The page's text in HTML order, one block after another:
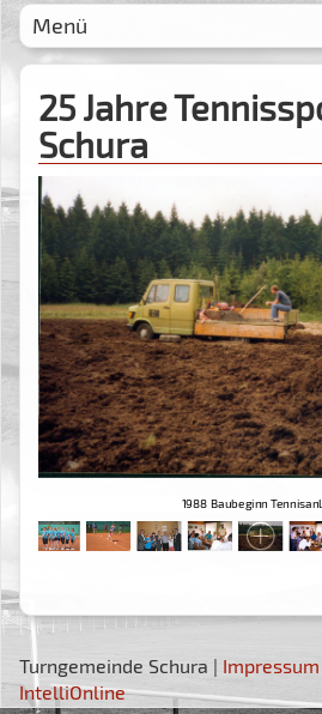
Menü
25 Jahre
Schura
1988 Baubeginn
Turngemeinde Schura | Impressum
IntelliOnline